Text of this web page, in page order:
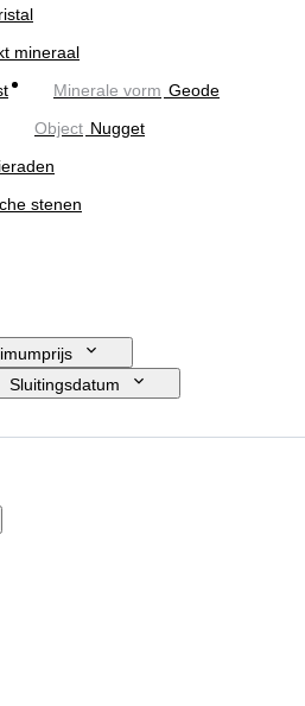
mineraal
Minerale vorm Geode
Object Nugget
stenen
Sluitingsdatum